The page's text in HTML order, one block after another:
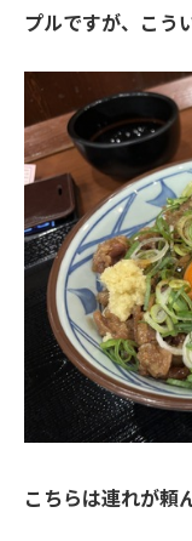
プルですが、こう
こちらは連れが頼